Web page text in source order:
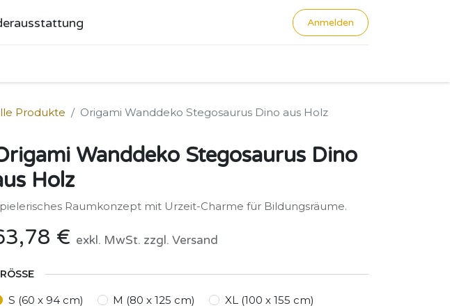
Anmelden
Produkte Origami Wanddeko Stegosaurus Dino aus Holz
Wanddeko Stegosaurus Dino
Holz
Raumkonzept mit Urzeit-Charme für Bildungsräume.
€ exkl. MwSt. zzgl. Versand
S (60 x 94 cm) M (80 x 125 cm) XL (100 x 155 cm)